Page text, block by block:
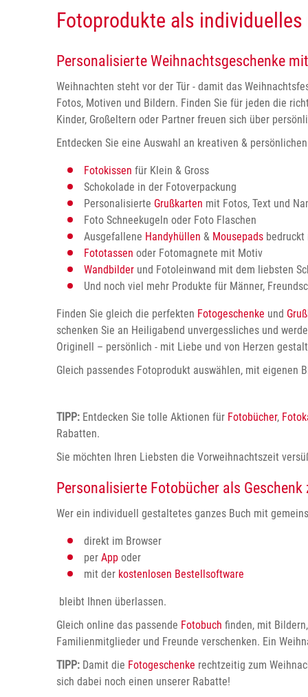
Fotoprodukte als
Personalisierte Weihnachtsgeschenke
Weihnachten steht vor der Tür - damit das
Fotos, Motiven und Bildern. Finden Sie für jeden die
Kinder, Großeltern oder Partner freuen sich über
Entdecken Sie eine Auswahl an kreativen &
Fotokissen für Klein & Gross
Schokolade in der Fotoverpackung
Personalisierte Grußkarten mit Fotos, Text und
Foto Schneekugeln oder Foto Flaschen
Ausgefallene Handyhüllen & Mousepads
Fototassen oder Fotomagnete mit Motiv
Wandbilder und Fotoleinwand mit dem liebsten
Und noch viel mehr Produkte für Männer,
Finden Sie gleich die perfekten Fotogeschenke und
schenken Sie an Heiligabend unvergessliches und
Originell – persönlich - mit Liebe und von Herzen
Gleich passendes Fotoprodukt auswählen, mit eigenen
TIPP: Entdecken Sie tolle Aktionen für Fotobücher,
Rabatten.
Sie möchten Ihren Liebsten die Vorweihnachtszeit
Personalisierte Fotobücher als Geschenk
Wer ein individuell gestaltetes ganzes Buch mit
direkt im Browser
per App oder
mit der kostenlosen Bestellsoftware
bleibt Ihnen überlassen.
Gleich online das passende Fotobuch finden, mit
Familienmitglieder und Freunde verschenken. Ein
TIPP: Damit die Fotogeschenke rechtzeitig zum
sich dabei noch einen unserer Rabatte!